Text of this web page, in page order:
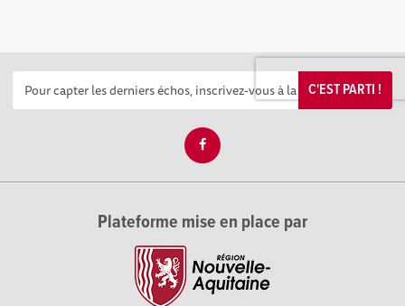
C'EST PARTI !
Plateforme mise en place par